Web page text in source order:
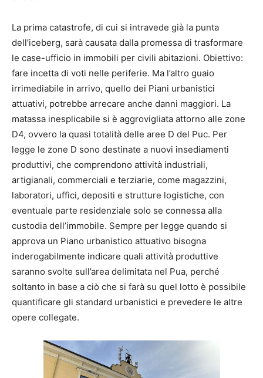
La prima catastrofe, di cui si intravede già la punta
dell’iceberg, sarà causata dalla promessa di trasformare
le case-ufficio in immobili per civili abitazioni. Obiettivo:
fare incetta di voti nelle periferie. Ma l’altro guaio
irrimediabile in arrivo, quello dei Piani urbanistici
attuativi, potrebbe arrecare anche danni maggiori. La
matassa inesplicabile si è aggrovigliata attorno alle zone
D4, ovvero la quasi totalità delle aree D del Puc. Per
legge le zone D sono destinate a nuovi insediamenti
produttivi, che comprendono attività industriali,
artigianali, commerciali e terziarie, come magazzini,
laboratori, uffici, depositi e strutture logistiche, con
eventuale parte residenziale solo se connessa alla
custodia dell’immobile. Sempre per legge quando si
approva un Piano urbanistico attuativo bisogna
inderogabilmente indicare quali attività produttive
saranno svolte sull’area delimitata nel Pua, perché
soltanto in base a ciò che si farà su quel lotto è possibile
quantificare gli standard urbanistici e prevedere le altre
opere collegate.